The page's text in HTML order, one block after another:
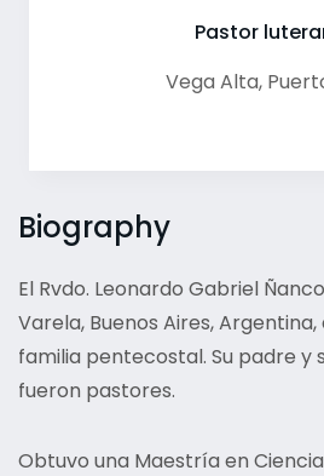
Biography
El Rvdo. Leonardo Gabriel
Varela, Buenos Aires,
familia pentecostal. Su padre y
fueron pastores.
Obtuvo una Maestría en
Pastor
Vega Alta,